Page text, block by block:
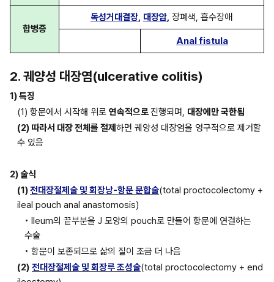
합병증
독성거대결장, 대장암, 장폐색, 흡수장애
Anal fistula
2. 궤양성 대장염(ulcerative colitis)
1) 특징
(1) 항문에서 시작해 위로 연속적으로 진행되며, 대장에만 국한됨
(2) 따라서 대장 전체를 절제 하면 궤양성 대장염을 영구적으로 제거할
수 있음
2) 술식
(1) 전대장절제술 및 회장낭-항문 문합술(total proctocolectomy +
ileal pouch anal anastomosis)
• Ileum의 끝부분을 J 모양의 pouch로 만들어 항문에 연결하는
수술
• 항문이 보존되므로 삶의 질이 조금 더 나음
(2) 전대장절제술 및 회장루 조성술(total proctocolectomy + end